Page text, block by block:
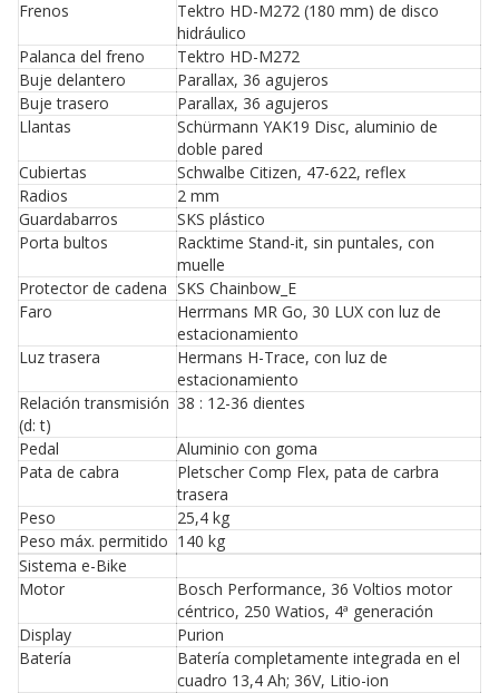
Frenos
Tektro HD-M272 (180 mm) de disco
hidráulico
Palanca del freno
Tektro HD-M272
Buje delantero
Parallax, 36 agujeros
Buje trasero
Parallax, 36 agujeros
Llantas
Schürmann YAK19 Disc, aluminio de
doble pared
Cubiertas
Schwalbe Citizen, 47-622, reflex
Radios
2 mm
Guardabarros
SKS plástico
Porta bultos
Racktime Stand-it, sin puntales, con
muelle
Protector de cadena SKS Chainbow_E
Faro
Herrmans MR Go, 30 LUX con luz de
estacionamiento
Luz trasera
Hermans H-Trace, con luz de
estacionamiento
Relación transmisión
(d: t)
38 : 12-36 dientes
Pedal
Aluminio con goma
Pata de cabra
Pletscher Comp Flex, pata de carbra
trasera
Peso
25,4 kg
Peso máx. permitido 140 kg
Sistema e-Bike
Motor
Bosch Performance, 36 Voltios motor
céntrico, 250 Watios, 4ª generación
Display
Purion
Batería
Batería completamente integrada en el
cuadro 13,4 Ah; 36V, Litio-ion